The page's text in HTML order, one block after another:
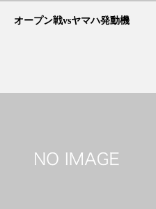
オープン戦vsヤマハ発動機